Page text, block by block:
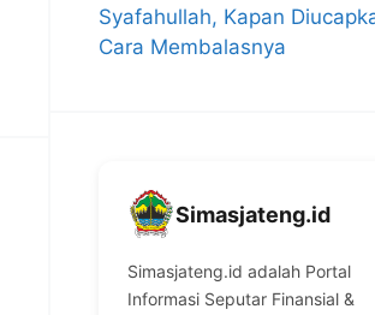
Syafahullah, Kapan
Cara Membalasnya
Simasjateng.id
Simasjateng.id adalah Portal
Informasi Seputar Finansial &